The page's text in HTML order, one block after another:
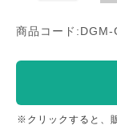
商品コード
※クリックすると、